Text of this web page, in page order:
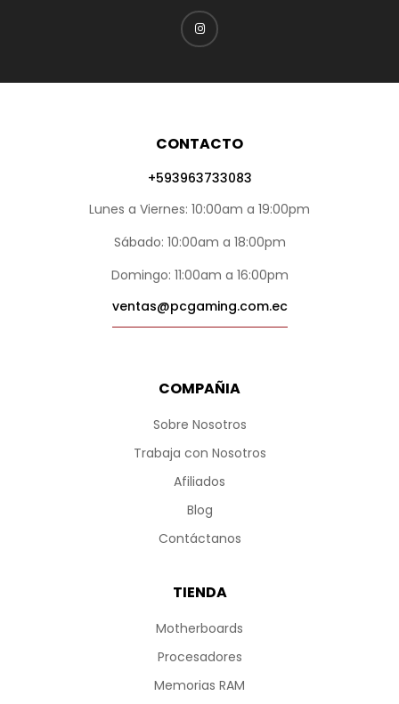
COMPAÑIA
Sobre Nosotros
Trabaja con Nosotros
Afiliados
Blog
Contáctanos
TIENDA
Motherboards
Procesadores
Memorias RAM
CONTACTO
+593963733083
Lunes a Viernes: 10:00am a 19:00pm
Sábado: 10:00am a 18:00pm
Domingo: 11:00am a 16:00pm
ventas@pcgaming.com.ec